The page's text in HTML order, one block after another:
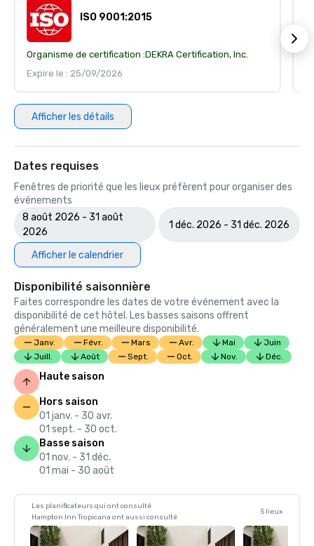
ISO 9001:2015
Organisme de certification :DEKRA Certification, Inc.
Expire le : 25/09/2026
Afficher les détails
Dates requises
Fenêtres de priorité que les lieux préfèrent pour organiser des
événements
8 août 2026 - 31 août
2026
1 déc. 2026 - 31 déc. 2026
Afficher le calendrier
Disponibilité saisonnière
Faites correspondre les dates de votre événement avec la
disponibilité de cet hôtel. Les basses saisons offrent
généralement une meilleure disponibilité.
Janv. Févr. Mars Avr. Mai
Juin
Juill.
Août Sept. Oct. Nov. Déc.
Haute saison
Hors saison
01 janv. - 30 avr.
01 sept. - 30 oct.
Basse saison
01 nov. - 31 déc.
01 mai - 30 août
Les planificateurs qui ont consulté
Hampton Inn Tropicana ont aussi consulté
5 lieux